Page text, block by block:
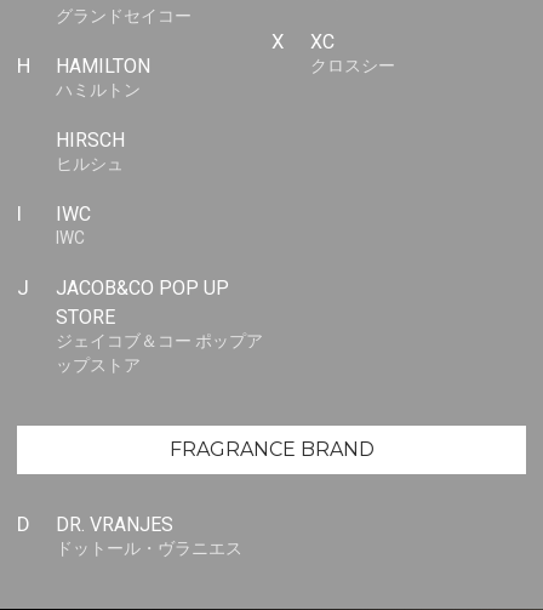
グランドセイコー
H HAMILTON
ハミルトン
HIRSCH
ヒルシュ
I IWC
IWC
J
JACOB&CO POP UP
STORE
ジェイコブ＆コー ポップア
ップストア
X XC
クロスシー
FRAGRANCE BRAND
D DR. VRANJES
ドットール・ヴラニエス